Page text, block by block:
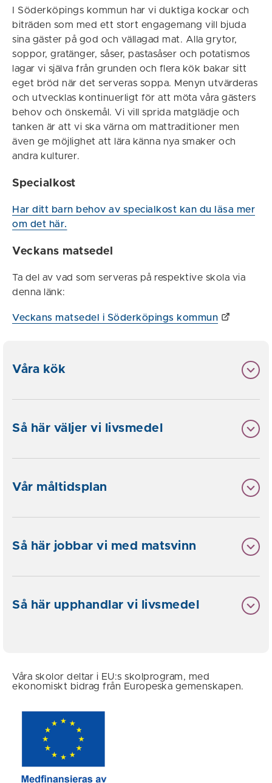
I Söderköpings kommun har vi duktiga kockar och
biträden som med ett stort engagemang vill bjuda
sina gäster på god och vällagad mat. Alla grytor,
soppor, gratänger, såser, pastasåser och potatismos
lagar vi själva från grunden och flera kök bakar sitt
eget bröd när det serveras soppa. Menyn utvärderas
och utvecklas kontinuerligt för att möta våra gästers
behov och önskemål. Vi vill sprida matglädje och
tanken är att vi ska värna om mattraditioner men
även ge möjlighet att lära känna nya smaker och
andra kulturer.
Specialkost
Har ditt barn behov av specialkost kan du läsa mer
om det här.
Veckans matsedel
Ta del av vad som serveras på respektive skola via
denna länk:
Veckans matsedel i Söderköpings kommun
Våra kök
Så här väljer vi livsmedel
Vår måltidsplan
Så här jobbar vi med matsvinn
Så här upphandlar vi livsmedel
Våra skolor deltar i EU:s skolprogram, med
ekonomiskt bidrag från Europeska gemenskapen.